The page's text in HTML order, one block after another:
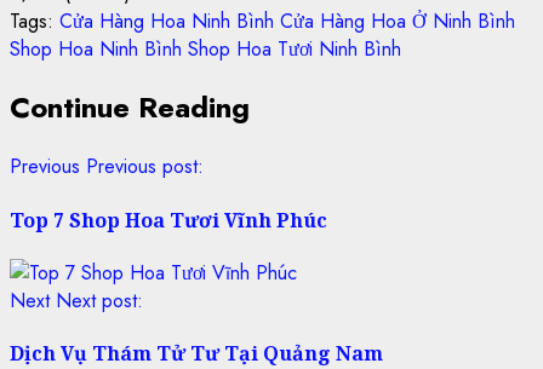
Tags: Cửa Hàng Hoa Ninh Bình Cửa Hàng Hoa Ở Ninh Bình
Shop Hoa Ninh Bình Shop Hoa Tươi Ninh Bình
Continue Reading
Previous Previous post:
Top 7 Shop Hoa Tươi Vĩnh Phúc
Next Next post:
Dịch Vụ Thám Tử Tư Tại Quảng Nam